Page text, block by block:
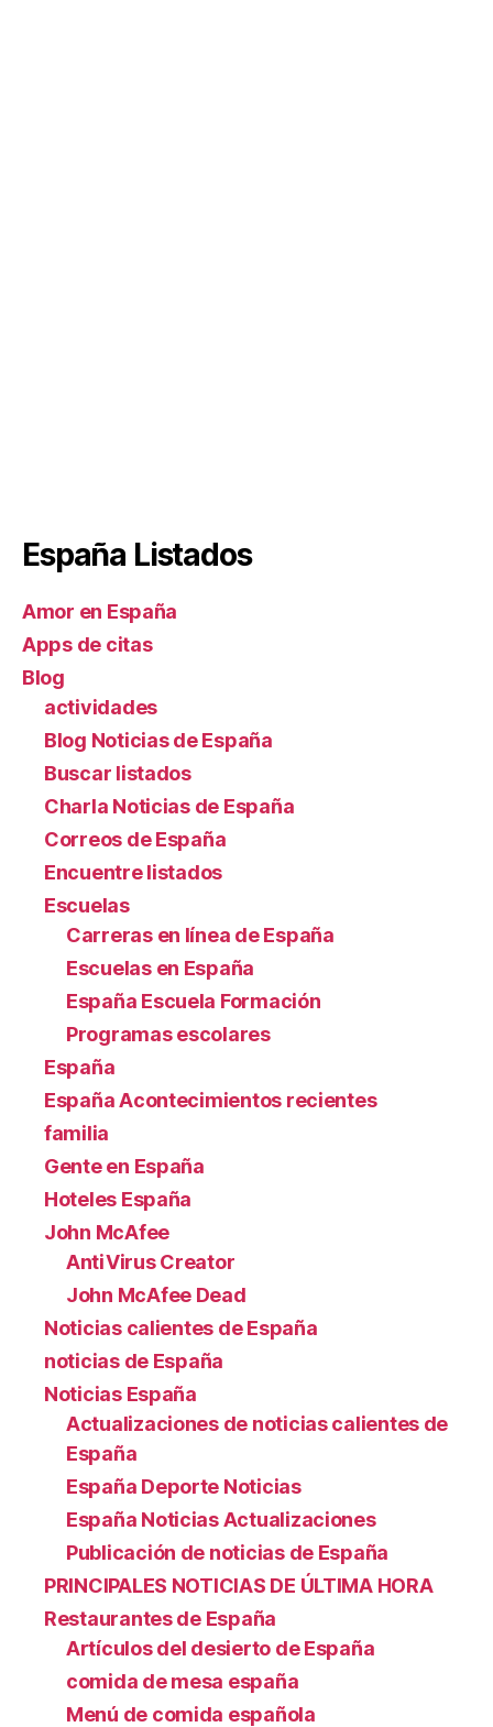
España Listados
Amor en España
Apps de citas
Blog
actividades
Blog Noticias de España
Buscar listados
Charla Noticias de España
Correos de España
Encuentre listados
Escuelas
Carreras en línea de España
Escuelas en España
España Escuela Formación
Programas escolares
España
España Acontecimientos recientes
familia
Gente en España
Hoteles España
John McAfee
AntiVirus Creator
John McAfee Dead
Noticias calientes de España
noticias de España
Noticias España
Actualizaciones de noticias calientes de
España
España Deporte Noticias
España Noticias Actualizaciones
Publicación de noticias de España
PRINCIPALES NOTICIAS DE ÚLTIMA HORA
Restaurantes de España
Artículos del desierto de España
comida de mesa españa
Menú de comida española